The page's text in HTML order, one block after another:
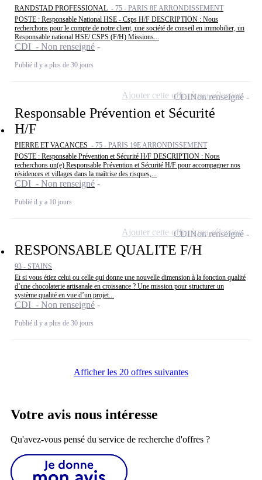
RANDSTAD PROFESSIONAL - 75 - PARIS 8E ARRONDISSEMENT
POSTE : Responsable National HSE - Csps H/F DESCRIPTION : Nous
recherchons pour le compte de notre client, une société de conseil en immobilier, un
Responsable national HSE/ CSPS (F/H) Missions...
CDI - Non renseigné
Publié il y a plus de 30 jours
Responsable Prévention et Sécurité
H/F
PIERRE ET VACANCES - 75 - PARIS 19E ARRONDISSEMENT
POSTE : Responsable Prévention et Sécurité H/F DESCRIPTION : Nous
recherchons un(e) Responsable Prévention et Sécurité H/F pour accompagner nos
résidences et villages dans la maîtrise des risques,...
CDI - Non renseigné
Publié il y a 10 jours
CDINon renseigné
Ajouter cette offre à ma sélection
RESPONSABLE QUALITE F/H
93 - STAINS
Et si vous étiez celui ou celle qui donne une nouvelle dimension à la fonction qualité
d’une chocolaterie artisanale en croissance ? Une mission pour structurer un
système qualité en vue d’un projet...
CDI - Non renseigné
Publié il y a plus de 30 jours
CDINon renseigné
Ajouter cette offre à ma sélection
Afficher les 20 offres suivantes
Votre avis nous intéresse
Qu'avez-vous pensé du service de recherche d'offres ?